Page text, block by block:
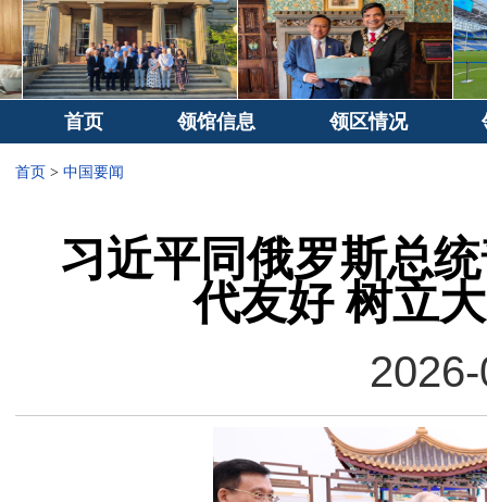
首页 领馆信息 领区情况
首页 > 中国要闻
习近平同俄罗斯总
代友好 树立